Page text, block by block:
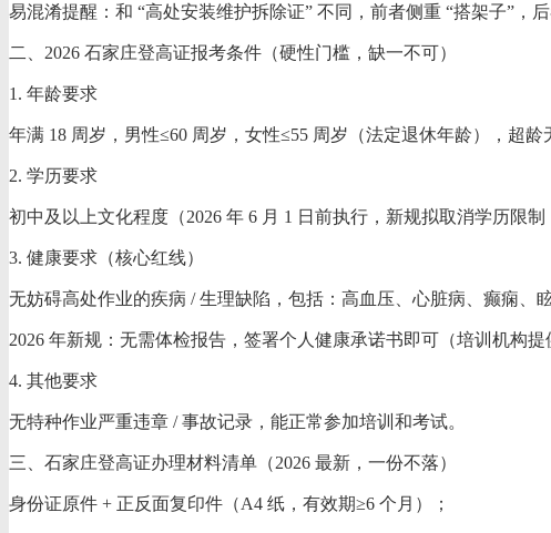
易混淆提醒：和 “高处安装维护拆除证” 不同，前者侧重 “搭架子”，
二、2026 石家庄登高证报考条件（硬性门槛，缺一不可）
1. 年龄要求
年满 18 周岁，男性≤60 周岁，女性≤55 周岁（法定退休年龄），超龄
2. 学历要求
初中及以上文化程度（2026 年 6 月 1 日前执行，新规拟取消学历限制
3. 健康要求（核心红线）
无妨碍高处作业的疾病 / 生理缺陷，包括：高血压、心脏病、癫痫、
2026 年新规：无需体检报告，签署个人健康承诺书即可（培训机构提
4. 其他要求
无特种作业严重违章 / 事故记录，能正常参加培训和考试。
三、石家庄登高证办理材料清单（2026 最新，一份不落）
身份证原件 + 正反面复印件（A4 纸，有效期≥6 个月）；